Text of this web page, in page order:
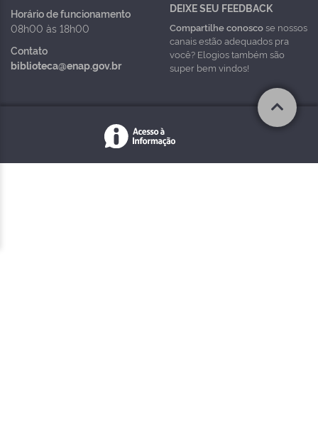
Horário de funcionamento
08h00 às 18h00
Contato
biblioteca@enap.gov.br
DEIXE SEU FEEDBACK
Compartilhe conoscose nossos
canais estão adequados pra
você? Elogios também são
super bem vindos!